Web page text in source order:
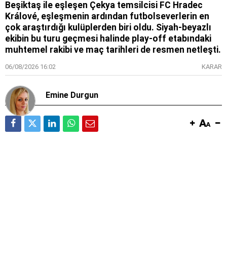
Beşiktaş ile eşleşen Çekya temsilcisi FC Hradec
Králové, eşleşmenin ardından futbolseverlerin en
çok araştırdığı kulüplerden biri oldu. Siyah-beyazlı
ekibin bu turu geçmesi halinde play-off etabındaki
muhtemel rakibi ve maç tarihleri de resmen netleşti.
06/08/2026 16:02 KARAR
Emine Durgun